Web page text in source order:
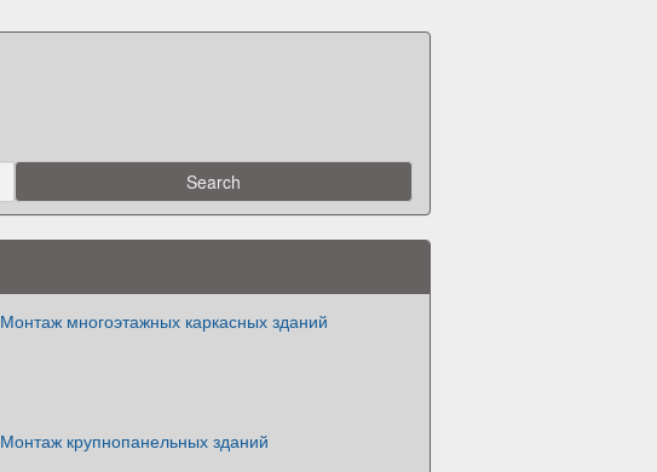
Монтаж многоэтажных каркасных зданий
Монтаж крупнопанельных зданий